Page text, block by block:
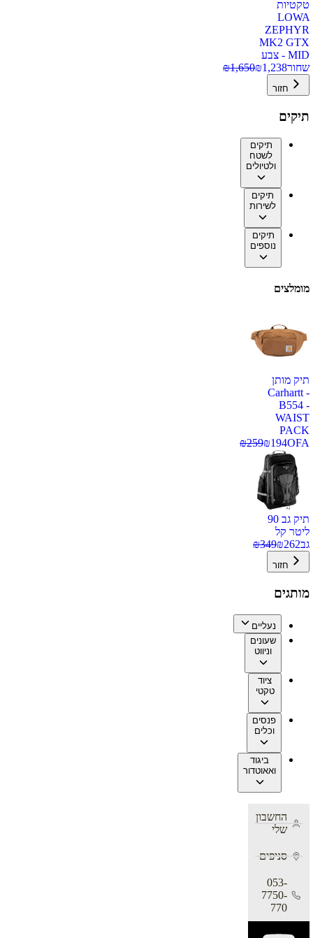
טקטיות
LOWA
ZEPHYR
MK2 GTX
MID - צבע
שחור
₪1,238
₪1,650
חזור
תיקים
תיקים
לשטח
ולטיולים
תיקים
לשירות
תיקים
נוספים
מומלצים
תיק מותן
Carhartt -
B554 -
WAIST
PACK
OFA
₪194
₪259
תיק גב 90
ליטר קל
גב
₪262
₪349
חזור
מותגים
נעליים
שעונים
וניווט
ציוד
טקטי
פנסים
וכלים
ביגוד
ואאוטדור
החשבון
שלי
סניפים
053-
7750-
770